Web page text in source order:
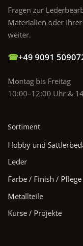
Fragen zur
Materialien oder
weiter.
☎+49 9091
Montag bis Freitag
10:00–12:00 Uhr &
Sortiment
Hobby und
Leder
Farbe / Finish / Pflege
Metallteile
Kurse / Projekte